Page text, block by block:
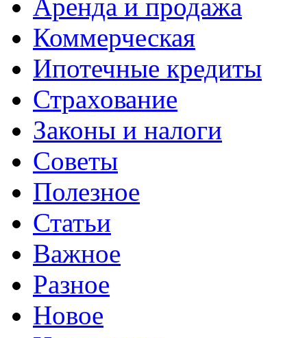
Аренда и продажа
Коммерческая
Ипотечные кредиты
Страхование
Законы и налоги
Советы
Полезное
Статьи
Важное
Разное
Новое